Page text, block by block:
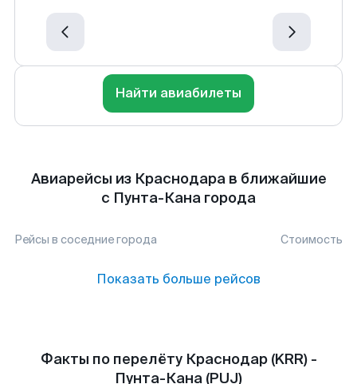
Найти авиабилеты
Авиарейсы из Краснодара в ближайшие
с Пунта-Кана города
Рейсы в соседние города Стоимость
Показать больше рейсов
Факты по перелёту Краснодар (KRR) -
Пунта-Кана (PUJ)